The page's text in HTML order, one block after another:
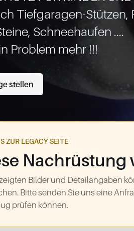
Tiefgaragen-Stützen,
Schneehaufen ....
stellen
ZUR LEGACY-SEITE
Bilder und Detailangaben
Bitte senden Sie uns eine
prüfen können.